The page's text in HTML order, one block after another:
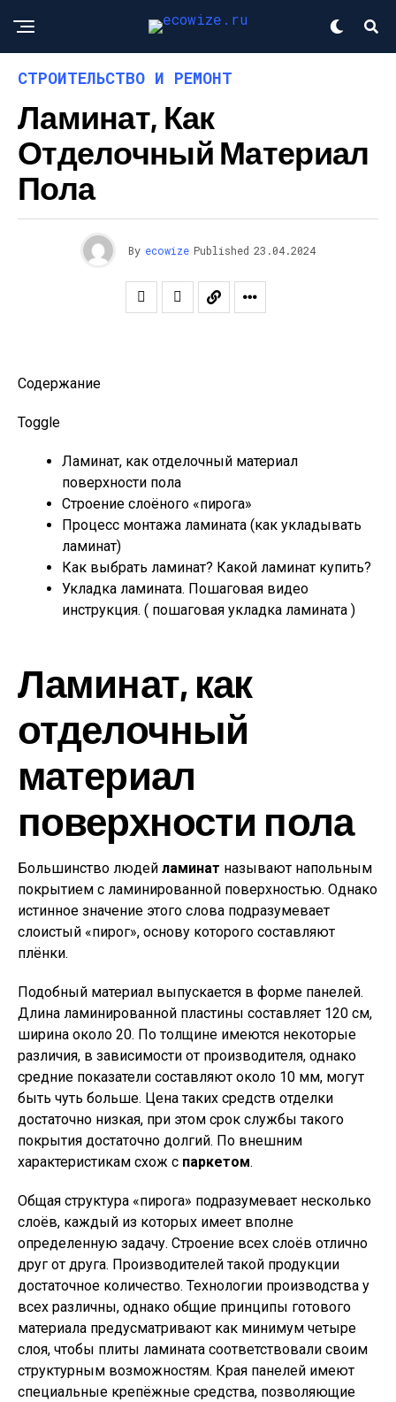
СТРОИТЕЛЬСТВО И РЕМОНТ
Ламинат, Как
Отделочный Материал
Пола
By ecowize Published 23.04.2024
Содержание
Toggle
Ламинат, как отделочный материал
поверхности пола
Строение слоёного «пирога»
Процесс монтажа ламината (как укладывать
ламинат)
Как выбрать ламинат? Какой ламинат купить?
Укладка ламината. Пошаговая видео
инструкция. ( пошаговая укладка ламината )
Ламинат, как
отделочный
материал
поверхности пола
Большинство людей ламинат называют напольным
покрытием с ламинированной поверхностью. Однако
истинное значение этого слова подразумевает
слоистый «пирог», основу которого составляют
плёнки.
Подобный материал выпускается в форме панелей.
Длина ламинированной пластины составляет 120 см,
ширина около 20. По толщине имеются некоторые
различия, в зависимости от производителя, однако
средние показатели составляют около 10 мм, могут
быть чуть больше. Цена таких средств отделки
достаточно низкая, при этом срок службы такого
покрытия достаточно долгий. По внешним
характеристикам схож с паркетом.
Общая структура «пирога» подразумевает несколько
слоёв, каждый из которых имеет вполне
определенную задачу. Строение всех слоёв отлично
друг от друга. Производителей такой продукции
достаточное количество. Технологии производства у
всех различны, однако общие принципы готового
материала предусматривают как минимум четыре
слоя, чтобы плиты ламината соответствовали своим
структурным возможностям. Края панелей имеют
специальные крепёжные средства, позволяющие